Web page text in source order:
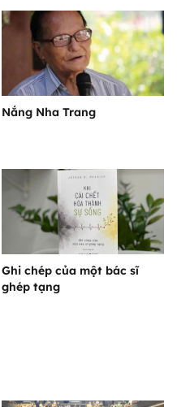
Nắng Nha Trang
Ghi chép của một bác sĩ
ghép tạng